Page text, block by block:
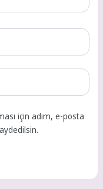
için adım, e-posta